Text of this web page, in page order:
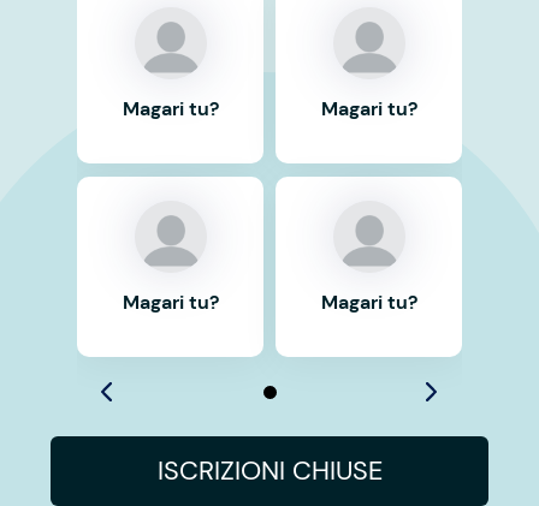
Magari tu?
Magari tu?
Magari tu?
Magari tu?
ISCRIZIONI CHIUSE